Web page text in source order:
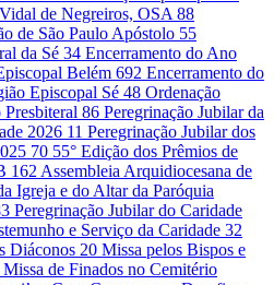
de Negreiros, OSA 88
de São Paulo Apóstolo 55
da Sé 34 Encerramento do Ano
Belém 692 Encerramento do
Episcopal Sé 48 Ordenação
Presbiteral 86 Peregrinação Jubilar da
2026 11 Peregrinação Jubilar dos
70 55° Edição dos Prêmios de
162 Assembleia Arquidiocesana de
Igreja e do Altar da Paróquia
Peregrinação Jubilar do Caridade
e Serviço da Caridade 32
Diáconos 20 Missa pelos Bispos e
Missa de Finados no Cemitério